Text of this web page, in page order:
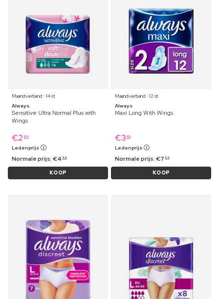
Maandverband ⋅ 14 st
Always
Sensitive Ultra Normal Plus with
Wings
€2 89
Ledenprijs
Normale prijs:€4 99
KOOP
Maandverband ⋅ 12 st
Always
Maxi Long With Wings
€3 69
Ledenprijs
Normale prijs:€7 99
KOOP